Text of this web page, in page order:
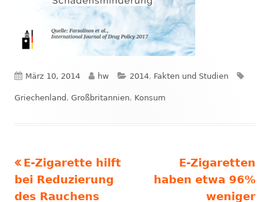
Veröffentlicht
am
März 10, 2014 Autor
hw Kategorien
2014, Fakten und Studien
Griechenland , Großbritannien, Konsum
Beitrags-
Navigation
Vorheriger
Beitrag:
E-Zigarette hilft
bei Reduzierung
des Rauchens
Nächster
Beitrag
E-Zigaretten
haben etwa 96%
weniger